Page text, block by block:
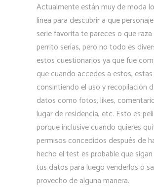
Actualmente están muy de moda
línea para descubrir a que
serie favorita te pareces o que
perrito serías, pero no todo es
estos cuestionarios ya que fue
que cuando accedes a estos, estas
consintiendo el uso y recopilación
datos como fotos, likes,
lugar de residencia, etc. Esto es
porque inclusive cuando quieres
permisos concedidos después de
hecho el test es probable que
tus datos para luego venderlos o
provecho de alguna manera.